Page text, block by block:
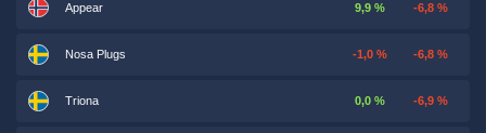
Appear 9,9 % -6,8 %
Nosa Plugs -1,0 % -6,8 %
Triona 0,0 % -6,9 %